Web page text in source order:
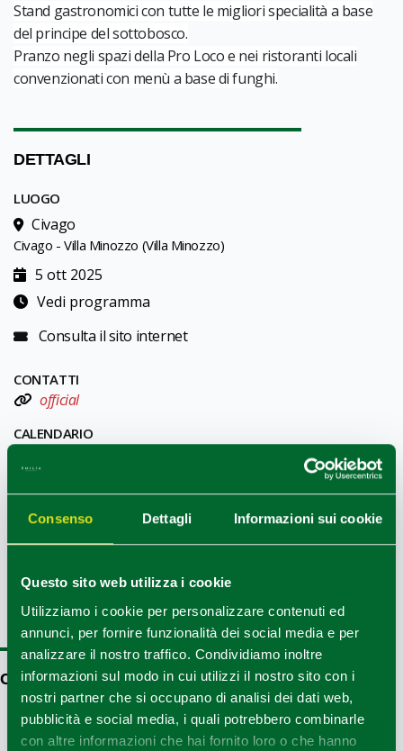
Consenso Dettagli Informazioni sui cookie
Questo sito web utilizza i cookie
Utilizziamo i cookie per personalizzare contenuti ed
annunci, per fornire funzionalità dei social media e per
analizzare il nostro traffico. Condividiamo inoltre
informazioni sul modo in cui utilizzi il nostro sito con i
nostri partner che si occupano di analisi dei dati web,
pubblicità e social media, i quali potrebbero combinarle
con altre informazioni che hai fornito loro o che hanno
Stand gastronomici con tutte le migliori specialità a base
del principe del sottobosco.
Pranzo negli spazi della Pro Loco e nei ristoranti locali
convenzionati con menù a base di funghi.
DETTAGLI
LUOGO
Civago
Civago - Villa Minozzo (Villa Minozzo)
5 ott 2025
Vedi programma
Consulta il sito internet
CONTATTI
official
CALENDARIO
UFFICI INFORMAZIONI
Castelnovo ne' Monti e Appennino reggiano - Ufficio
Info
COME ARRIVARE